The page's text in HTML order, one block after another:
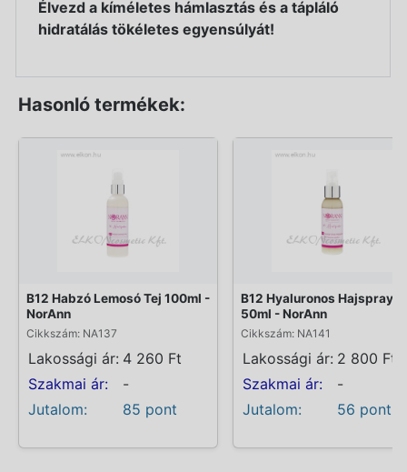
Élvezd a kíméletes hámlasztás és a tápláló
hidratálás tökéletes egyensúlyát!
Hasonló termékek:
B12 Habzó Lemosó Tej 100ml -
NorAnn
Cikkszám: NA137
Lakossági ár: 4 260 Ft
Szakmai ár:
-
Jutalom:
85 pont
B12 Hyaluronos Hajspray
50ml - NorAnn
Cikkszám: NA141
Lakossági ár: 2 800 Ft
Szakmai ár:
-
Jutalom:
56 pont